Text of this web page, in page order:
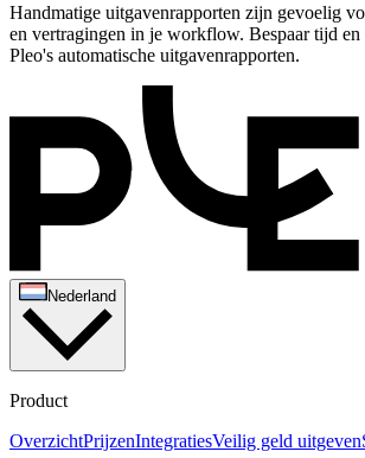
Handmatige uitgavenrapporten zijn gevoelig
en vertragingen in je workflow. Bespaar tijd
Pleo's automatische uitgavenrapporten.
Nederland
Product
OverzichtPrijzenIntegratiesVeilig geld uitgeven